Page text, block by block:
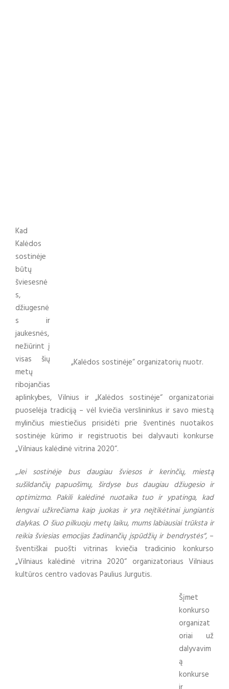
„Kalėdos sostinėje“ organizatorių nuotr.
Kad
Kalėdos
sostinėje
būtų
šviesesnė
s,
džiugesnė
s ir
jaukesnės,
nežiūrint į
visas šių
metų
ribojančias
aplinkybes, Vilnius ir „Kalėdos sostinėje“ organizatoriai
puoselėja tradiciją – vėl kviečia verslininkus ir savo miestą
mylinčius miestiečius prisidėti prie šventinės nuotaikos
sostinėje kūrimo ir registruotis bei dalyvauti konkurse
„Vilniaus kalėdinė vitrina 2020“.
„Jei sostinėje bus daugiau šviesos ir kerinčių, miestą
sušildančių papuošimų, širdyse bus daugiau džiugesio ir
optimizmo. Pakili kalėdinė nuotaika tuo ir ypatinga, kad
lengvai užkrečiama kaip juokas ir yra neįtikėtinai jungiantis
dalykas. O šiuo pilkuoju metų laiku, mums labiausiai trūksta ir
reikia šviesias emocijas žadinančių įspūdžių ir bendrystės“,–
šventiškai puošti vitrinas kviečia tradicinio konkurso
„Vilniaus kalėdinė vitrina 2020“ organizatoriaus Vilniaus
kultūros centro vadovas Paulius Jurgutis.
Šįmet
konkurso
organizat
oriai už
dalyvavim
ą
konkurse